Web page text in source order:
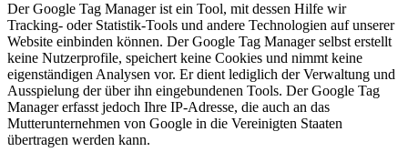
Der Google Tag Manager ist ein Tool, mit dessen Hilfe wir
Tracking- oder Statistik-Tools und andere Technologien auf unserer
Website einbinden können. Der Google Tag Manager selbst erstellt
keine Nutzerprofile, speichert keine Cookies und nimmt keine
eigenständigen Analysen vor. Er dient lediglich der Verwaltung und
Ausspielung der über ihn eingebundenen Tools. Der Google Tag
Manager erfasst jedoch Ihre IP-Adresse, die auch an das
Mutterunternehmen von Google in die Vereinigten Staaten
übertragen werden kann.